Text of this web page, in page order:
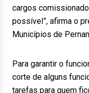
cargos
possível”, afirma o
Municípios de
Para garantir o
corte de alguns
tarefas para quem